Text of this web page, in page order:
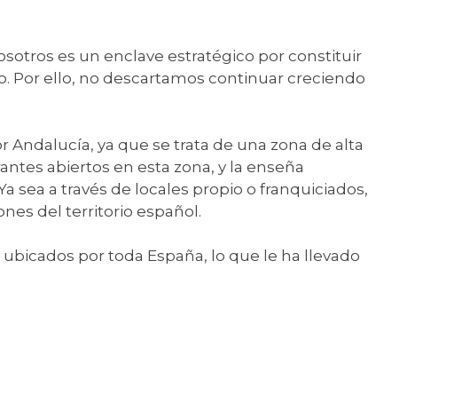
es un enclave estratégico por constituir
ello, no descartamos continuar creciendo
ya que se trata de una zona de alta
abiertos en esta zona, y la enseña
sea a través de locales propio o franquiciados,
del territorio español.
por toda España, lo que le ha llevado